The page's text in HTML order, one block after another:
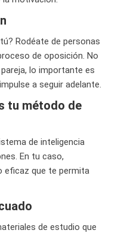
Rodéate de personas
de oposición. No
lo importante es
a seguir adelante.
tu método de
de inteligencia
En tu caso,
eficaz que te permita
de estudio que